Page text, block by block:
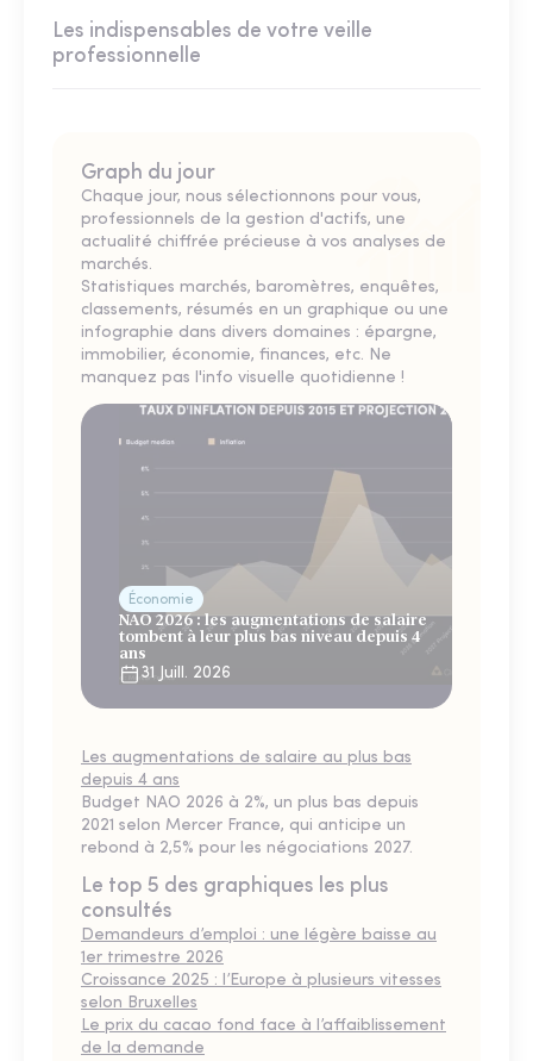
Les indispensables de votre veille
professionnelle
Graph du jour
Chaque jour, nous sélectionnons pour vous,
professionnels de la gestion d'actifs, une
actualité chiffrée précieuse à vos analyses de
marchés.
Statistiques marchés, baromètres, enquêtes,
classements, résumés en un graphique ou une
infographie dans divers domaines : épargne,
immobilier, économie, finances, etc. Ne
manquez pas l'info visuelle quotidienne !
Économie
NAO 2026 : les augmentations de salaire
tombent à leur plus bas niveau depuis 4
ans
31 Juill. 2026
Les augmentations de salaire au plus bas
depuis 4 ans
Budget NAO 2026 à 2%, un plus bas depuis
2021 selon Mercer France, qui anticipe un
rebond à 2,5% pour les négociations 2027.
Le top 5 des graphiques les plus
consultés
Demandeurs d’emploi : une légère baisse au
1er trimestre 2026
Croissance 2025 : l’Europe à plusieurs vitesses
selon Bruxelles
Le prix du cacao fond face à l’affaiblissement
de la demande